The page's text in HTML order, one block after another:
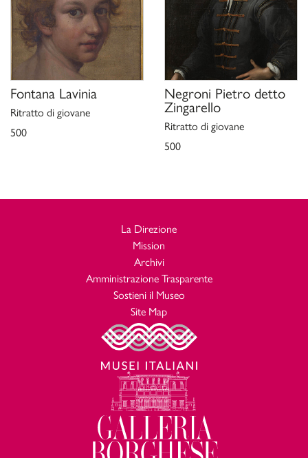
Fontana Lavinia
Ritratto di giovane
500
Negroni Pietro detto
Zingarello
Ritratto di giovane
500
La Direzione
Mission
Archivi
Amministrazione Trasparente
Sostieni il Museo
Site Map